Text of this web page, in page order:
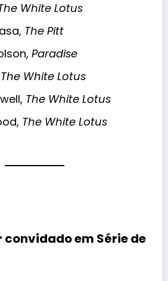
White Lotus
The Pitt
Paradise
The White Lotus
The White Lotus
The White Lotus
convidado em Série de